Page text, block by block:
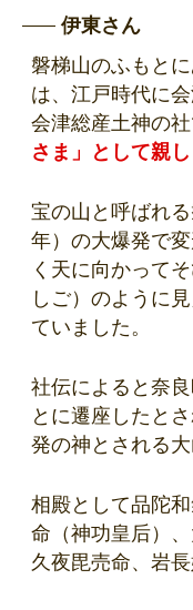
伊東さん
磐梯山のふもと
は、江戸時代に
会津総産土神の
さま」として親
宝の山と呼ばれ
年）の大爆発で
く天に向かって
しご）のように
ていました。
社伝によると奈
とに遷座したと
発の神とされる
相殿として品陀
命（神功皇后）
久夜毘売命、岩